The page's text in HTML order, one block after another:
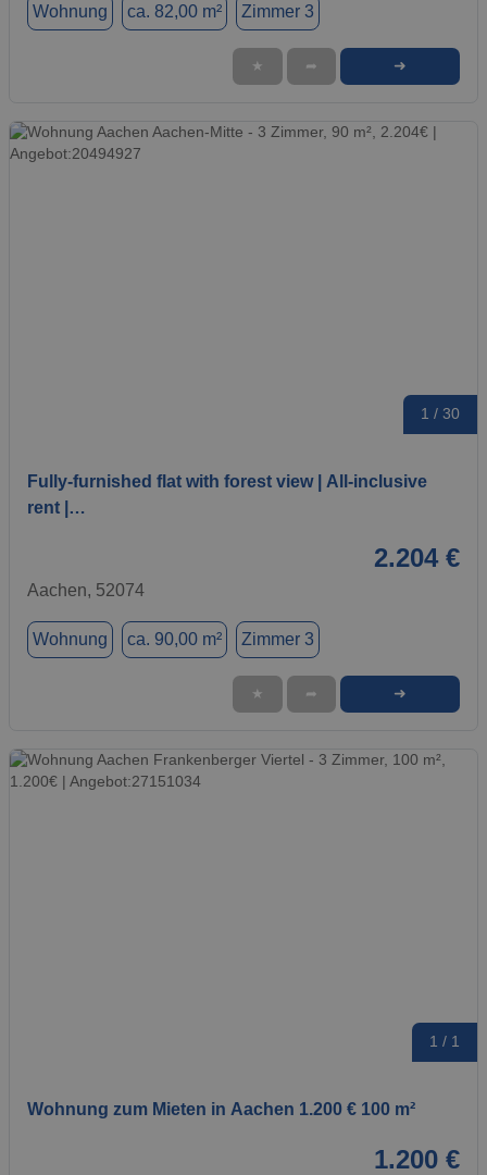
Wohnung ca. 82,00 m² Zimmer 3
★ ➦ ➜
1 / 30
Fully-furnished flat with forest view | All-inclusive
rent |…
2.204 €
Aachen, 52074
Wohnung ca. 90,00 m² Zimmer 3
★ ➦ ➜
1 / 1
Wohnung zum Mieten in Aachen 1.200 € 100 m²
1.200 €